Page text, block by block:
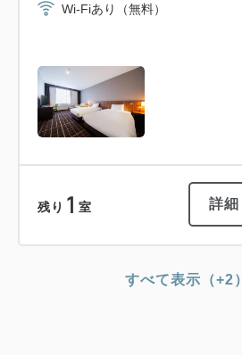
Wi-Fiあり（無料）
残り 1 室 詳細
すべて表示（+2）